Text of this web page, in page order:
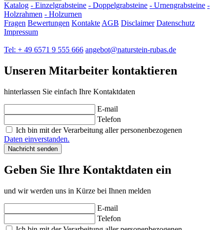
Katalog - Einzelgrabsteine - Doppelgrabsteine - Urnengrabsteine -
Holzrahmen - Holzurnen
Fragen Bewertungen Kontakte AGB Disclaimer Datenschutz
Impressum
Tel: + 49 6571 9 555 666 angebot@naturstein-rubas.de
Unseren Mitarbeiter kontaktieren
hinterlassen Sie einfach Ihre Kontaktdaten
E-mail
Telefon
Ich bin mit der Verarbeitung aller personenbezogenen
Daten einverstanden.
Geben Sie Ihre Kontaktdaten ein
und wir werden uns in Kürze bei Ihnen melden
E-mail
Telefon